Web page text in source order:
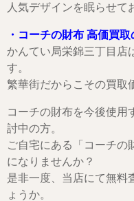
人気デザインを眠らせて
・コーチの財布 高価買
かんてい局栄錦三丁目店
す。
繁華街だからこその買取
コーチの財布を今後使用
討中の方。
ご自宅にある「コーチの
になりませんか？
是非一度、当店にて無料
ょうか。